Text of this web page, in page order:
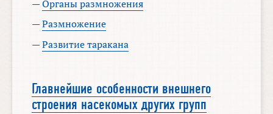
—Органы размножения
—Размножение
—Развитие таракана
Главнейшие особенности внешнего
строения насекомых других групп